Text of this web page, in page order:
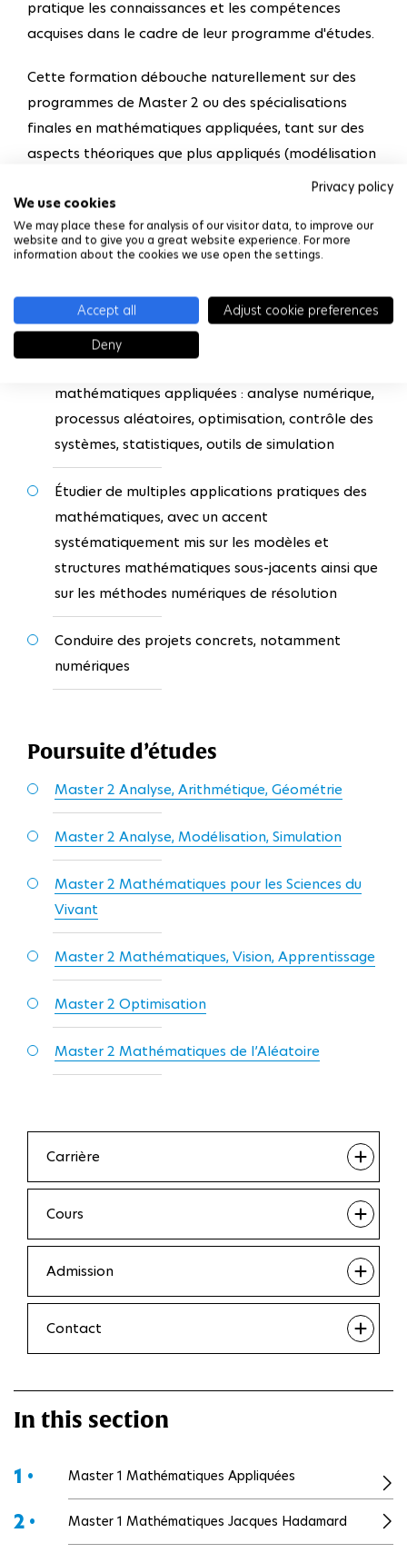
Privacy policy
We use cookies
We may place these for analysis of our visitor data, to improve our
website and to give you a great website experience. For more
information about the cookies we use open the settings.
Accept all
Adjust cookie preferences
Deny
pratique les connaissances et les compétences
acquises dans le cadre de leur programme d'études.
Cette formation débouche naturellement sur des
programmes de Master 2 ou des spécialisations
finales en mathématiques appliquées, tant sur des
aspects théoriques que plus appliqués (modélisation
et simulation, analyse numérique des équations aux
dérivées partielles, statistiques, optimisation,
recherche opérationnelle et finance).
Ce programme permet aux étudiants de :
mathématiques appliquées : analyse numérique,
processus aléatoires, optimisation, contrôle des
systèmes, statistiques, outils de simulation
Étudier de multiples applications pratiques des
mathématiques, avec un accent
systématiquement mis sur les modèles et
structures mathématiques sous-jacents ainsi que
sur les méthodes numériques de résolution
Conduire des projets concrets, notamment
numériques
Poursuite d’études
Master 2 Analyse, Arithmétique, Géométrie
Master 2 Analyse, Modélisation, Simulation
Master 2 Mathématiques pour les Sciences du
Vivant
Master 2 Mathématiques, Vision, Apprentissage
Master 2 Optimisation
Master 2 Mathématiques de l’Aléatoire
Carrière
Cours
Admission
Contact
In this section
1 • Master 1 Mathématiques Appliquées
2 • Master 1 Mathématiques Jacques Hadamard